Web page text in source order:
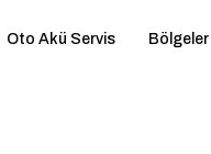
Oto Akü Servis Bölgeler